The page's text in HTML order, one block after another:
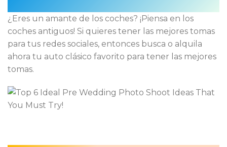
¿Eres un amante de los coches? ¡Piensa en los
coches antiguos! Si quieres tener las mejores tomas
para tus redes sociales, entonces busca o alquila
ahora tu auto clásico favorito para tener las mejores
tomas.